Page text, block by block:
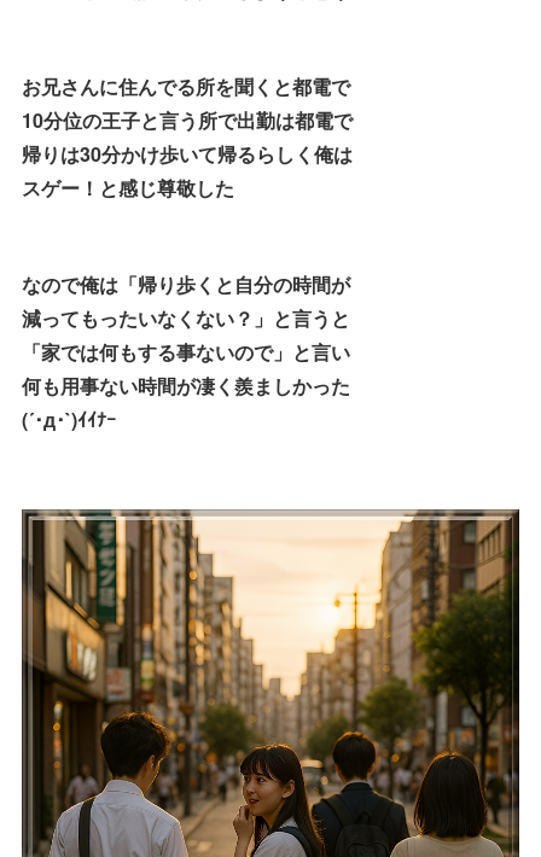
お兄さんに住んでる所を聞くと都電で
10分位の王子と言う所で出勤は都電で
帰りは30分かけ歩いて帰るらしく俺は
スゲー！と感じ尊敬した
なので俺は「帰り歩くと自分の時間が
減ってもったいなくない？」と言うと
「家では何もする事ないので」と言い
何も用事ない時間が凄く羨ましかった
(´･д･`)ｲｲﾅｰ